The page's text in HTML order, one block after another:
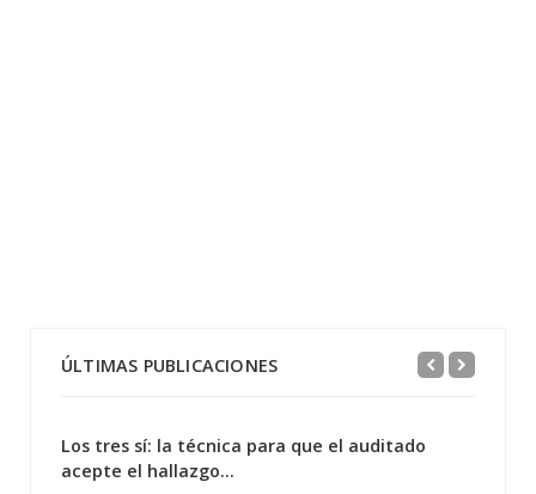
ÚLTIMAS PUBLICACIONES
Los tres sí: la técnica para que el auditado
acepte el hallazgo...